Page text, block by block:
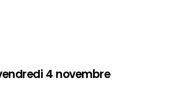
4 novembre